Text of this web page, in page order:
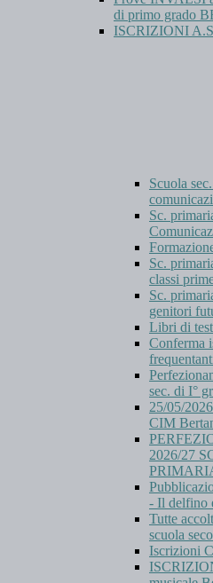
di primo grado
ISCRIZIONI
Scuola
Sc.
Sc.
classi
Sc.
genitori
Libri di
Conferma
sec. di I°
25/05/
CIM
2026/27
- Il delfino
Tutte
scuola
Iscrizioni